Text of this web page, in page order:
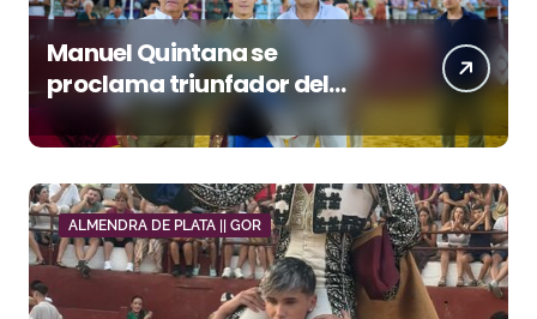
Manuel Quintana se
proclama triunfador del
Circuito de Novilladas de
Andalucía tras imponerse en
Málaga
ALMENDRA DE PLATA || GOR